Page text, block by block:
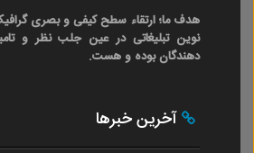
هدف ما؛ ارتقاء سطح کیفی و بصری
نوین تبلیغاتی در عین جلب نظر و
دهندگان بوده و هست.
آخرین خبرها